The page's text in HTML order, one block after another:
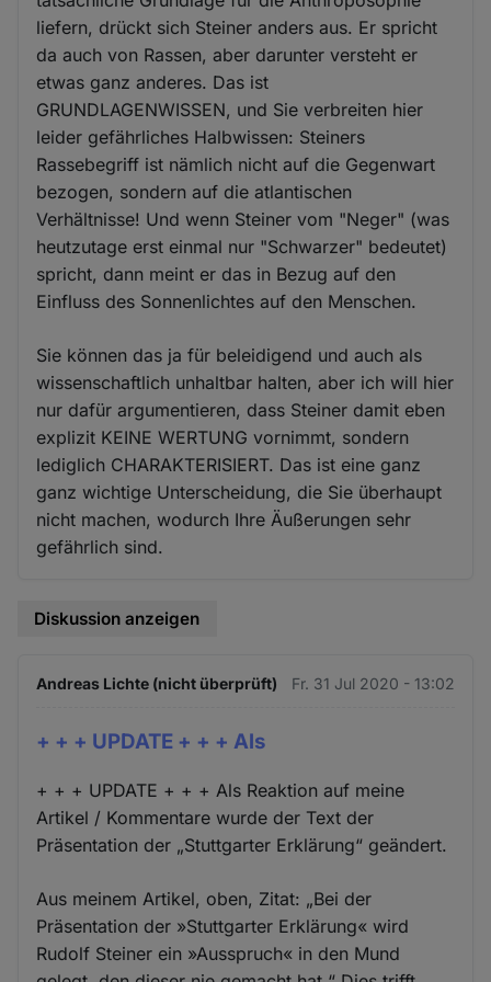
liefern, drückt sich Steiner anders aus. Er spricht
da auch von Rassen, aber darunter versteht er
etwas ganz anderes. Das ist
GRUNDLAGENWISSEN, und Sie verbreiten hier
leider gefährliches Halbwissen: Steiners
Rassebegriff ist nämlich nicht auf die Gegenwart
bezogen, sondern auf die atlantischen
Verhältnisse! Und wenn Steiner vom "Neger" (was
heutzutage erst einmal nur "Schwarzer" bedeutet)
spricht, dann meint er das in Bezug auf den
Einfluss des Sonnenlichtes auf den Menschen.
Sie können das ja für beleidigend und auch als
wissenschaftlich unhaltbar halten, aber ich will hier
nur dafür argumentieren, dass Steiner damit eben
explizit KEINE WERTUNG vornimmt, sondern
lediglich CHARAKTERISIERT. Das ist eine ganz
ganz wichtige Unterscheidung, die Sie überhaupt
nicht machen, wodurch Ihre Äußerungen sehr
gefährlich sind.
Diskussion anzeigen
Andreas Lichte (nicht überprüft) Fr. 31 Jul 2020 - 13:02
+ + + UPDATE + + + Als
+ + + UPDATE + + + Als Reaktion auf meine
Artikel / Kommentare wurde der Text der
Präsentation der „Stuttgarter Erklärung“ geändert.
Aus meinem Artikel, oben, Zitat: „Bei der
Präsentation der »Stuttgarter Erklärung« wird
Rudolf Steiner ein »Ausspruch« in den Mund